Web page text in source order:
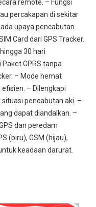
remote. – Fungsi
percakapan di sekitar
upaya pencabutan
Card dari GPS Tracker.
30 hari
GPRS tanpa
– Mode hemat
– Dilengkapi
pencabutan aki. –
dapat diandalkan. –
dan peredam
(biru), GSM (hijau),
keadaan darurat.